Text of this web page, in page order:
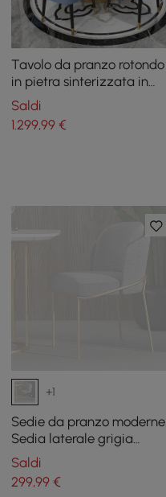
Tavolo da pranzo rotondo
in pietra sinterizzata in
stile moderno da 51.2" per
4-6 persone
Saldi
1.299,99 €
+1
Sedie da pranzo moderne
Sedia laterale grigia
imbottita in cotone e lino in
sedie da pranzo dorate
Saldi
299,99 €